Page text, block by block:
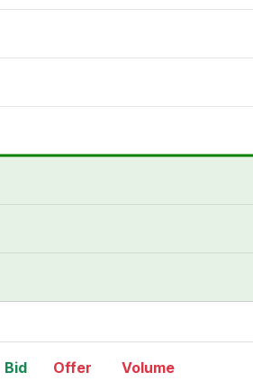
Bid
Offer
Volume